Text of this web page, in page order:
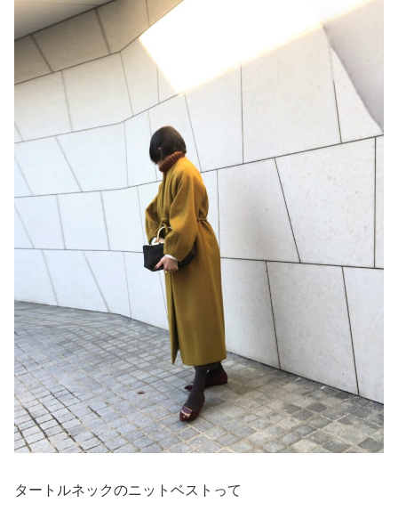
タートルネックのニットベストって